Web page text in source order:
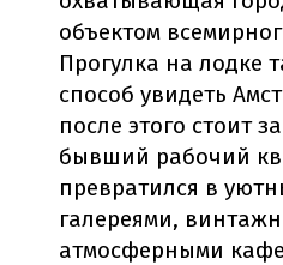
объектом
Прогулка на лодке
способ увидеть
после этого стоит
бывший рабочий
превратился в
галереями,
атмосферными